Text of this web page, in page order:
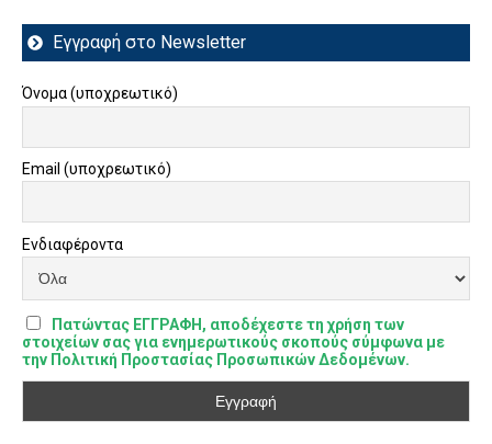
Εγγραφή στο Newsletter
Όνομα (υποχρεωτικό)
Email (υποχρεωτικό)
Ενδιαφέροντα
Πατώντας ΕΓΓΡΑΦΗ, αποδέχεστε τη χρήση των
στοιχείων σας για ενημερωτικούς σκοπούς σύμφωνα με
την Πολιτική Προστασίας Προσωπικών Δεδομένων.